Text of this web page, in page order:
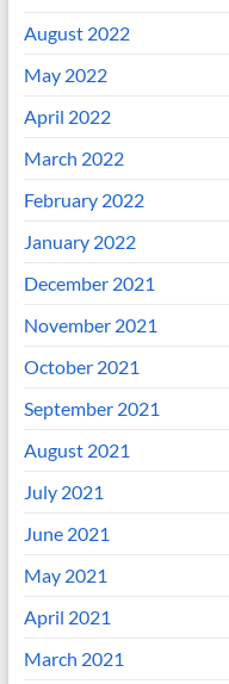
August 2022
May 2022
April 2022
March 2022
February 2022
January 2022
December 2021
November 2021
October 2021
September 2021
August 2021
July 2021
June 2021
May 2021
April 2021
March 2021